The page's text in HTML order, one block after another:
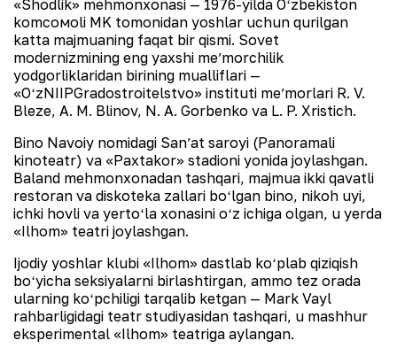
«Shodlik» mehmonxonasi — 1976-yilda Oʻzbekiston
komсомoli MK tomonidan yoshlar uchun qurilgan
katta majmuaning faqat bir qismi. Sovet
modernizmining eng yaxshi meʼmorchilik
yodgorliklaridan birining mualliflari —
«OʻzNIIPGradostroitelstvo» instituti meʼmorlari R. V.
Bleze, A. M. Blinov, N. A. Gorbenko va L. P. Xristich.
Bino Navoiy nomidagi Sanʼat saroyi (Panoramali
kinoteatr) va «Paxtakor» stadioni yonida joylashgan.
Baland mehmonxonadan tashqari, majmua ikki qavatli
restoran va diskoteka zallari boʻlgan bino, nikoh uyi,
ichki hovli va yertoʻla xonasini oʻz ichiga olgan, u yerda
«Ilhom» teatri joylashgan.
Ijodiy yoshlar klubi «Ilhom» dastlab koʻplab qiziqish
boʻyicha seksiyalarni birlashtirgan, ammo tez orada
ularning koʻpchiligi tarqalib ketgan — Mark Vayl
rahbarligidagi teatr studiyasidan tashqari, u mashhur
eksperimental «Ilhom» teatriga aylangan.